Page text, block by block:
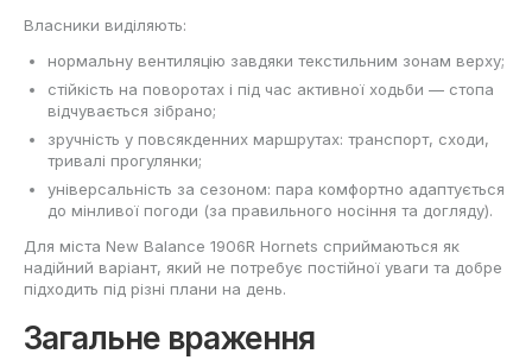
Власники виділяють:
нормальну вентиляцію завдяки текстильним зонам верху;
стійкість на поворотах і під час активної ходьби — стопа
відчувається зібрано;
зручність у повсякденних маршрутах: транспорт, сходи,
тривалі прогулянки;
універсальність за сезоном: пара комфортно адаптується
до мінливої погоди (за правильного носіння та догляду).
Для міста New Balance 1906R Hornets сприймаються як
надійний варіант, який не потребує постійної уваги та добре
підходить під різні плани на день.
Загальне враження